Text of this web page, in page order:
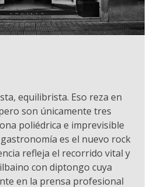
equilibrista. Eso reza en
son únicamente tres
poliédrica e imprevisible
es el nuevo rock
refleja el recorrido vital y
con diptongo cuya
en la prensa profesional